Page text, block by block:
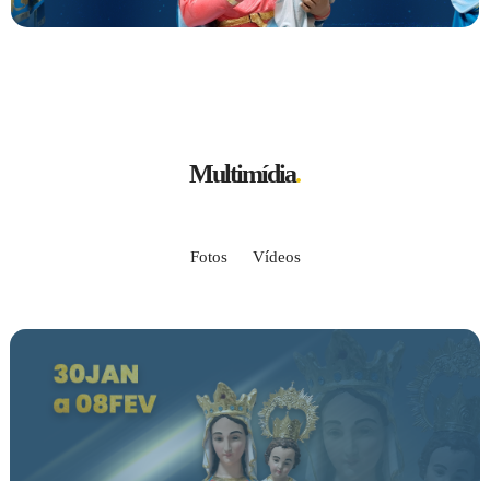
Multimídia.
Fotos Vídeos